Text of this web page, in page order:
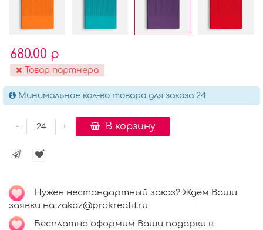
680.00 р
Товар партнера
Минимальное кол-во товара для заказа 24
+
- В корзину
Нужен нестандартный заказ? Ждём Ваши
заявки на zakaz@prokreatif.ru
Бесплатно оформим Ваши подарки в